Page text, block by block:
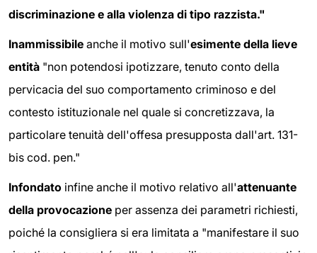
discriminazione e alla violenza di tipo razzista."
Inammissibile anche il motivo sull'esimente della lieve
entità "non potendosi ipotizzare, tenuto conto della
pervicacia del suo comportamento criminoso e del
contesto istituzionale nel quale si concretizzava, la
particolare tenuità dell'offesa presupposta dall'art. 131-
bis cod. pen."
Infondato infine anche il motivo relativo all'attenuante
della provocazione per assenza dei parametri richiesti,
poiché la consigliera si era limitata a "manifestare il suo